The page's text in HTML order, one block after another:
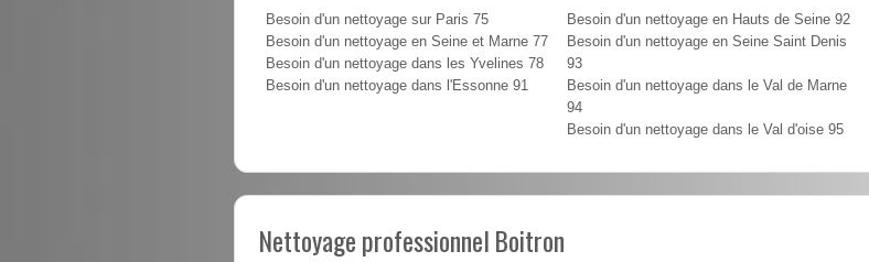
Besoin d'un nettoyage sur Paris 75
Besoin d'un nettoyage en Seine et Marne 77
Besoin d'un nettoyage dans les Yvelines 78
Besoin d'un nettoyage dans l'Essonne 91
Besoin d'un nettoyage en Hauts de Seine 92
Besoin d'un nettoyage en Seine Saint Denis
93
Besoin d'un nettoyage dans le Val de Marne
94
Besoin d'un nettoyage dans le Val d'oise 95
Nettoyage professionnel Boitron